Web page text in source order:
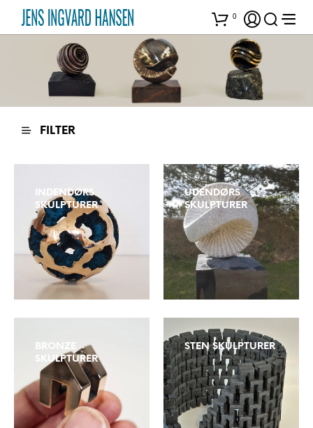
0
FILTER
INDENDØRS
SKULPTURER
UDENDØRS
SKULPTURER
BRONZE
SKULPTURER
STEN SKULPTURER